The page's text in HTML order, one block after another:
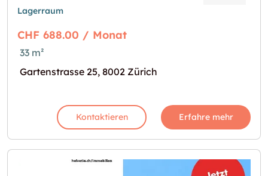
Lagerraum
CHF 688.00 / Monat
33 m²
Gartenstrasse 25, 8002 Zürich
Kontaktieren Erfahre mehr